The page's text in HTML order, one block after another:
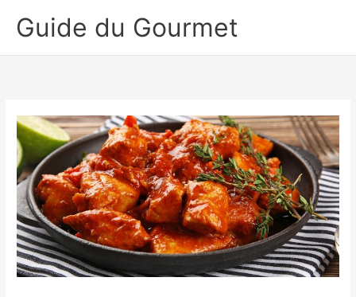
Guide du Gourmet